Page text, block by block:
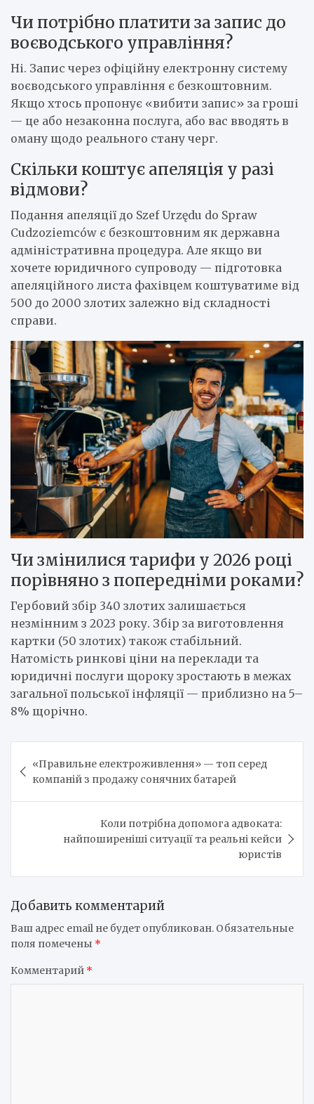
Чи потрібно платити за запис до
воєводського управління?
Ні. Запис через офіційну електронну систему
воєводського управління є безкоштовним.
Якщо хтось пропонує «вибити запис» за гроші
— це або незаконна послуга, або вас вводять в
оману щодо реального стану черг.
Скільки коштує апеляція у разі
відмови?
Подання апеляції до Szef Urzędu do Spraw
Cudzoziemców є безкоштовним як державна
адміністративна процедура. Але якщо ви
хочете юридичного супроводу — підготовка
апеляційного листа фахівцем коштуватиме від
500 до 2000 злотих залежно від складності
справи.
Чи змінилися тарифи у 2026 році
порівняно з попередніми роками?
Гербовий збір 340 злотих залишається
незмінним з 2023 року. Збір за виготовлення
картки (50 злотих) також стабільний.
Натомість ринкові ціни на переклади та
юридичні послуги щороку зростають в межах
загальної польської інфляції — приблизно на 5–
8% щорічно.
по
записям
«Правильне електроживлення» — топ серед
компаній з продажу сонячних батарей
Коли потрібна допомога адвоката:
найпоширеніші ситуації та реальні кейси
юристів
Добавить комментарий
Ваш адрес email не будет опубликован. Обязательные
поля помечены *
Комментарий *